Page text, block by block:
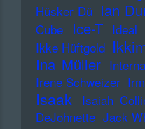
Hüsker Dü Ian
Cube
Ice-T Ideal
Ikke Hüftgold
Ina Müller
Irene Schweizer
Isaak Isaiah
DeJohnette Jack